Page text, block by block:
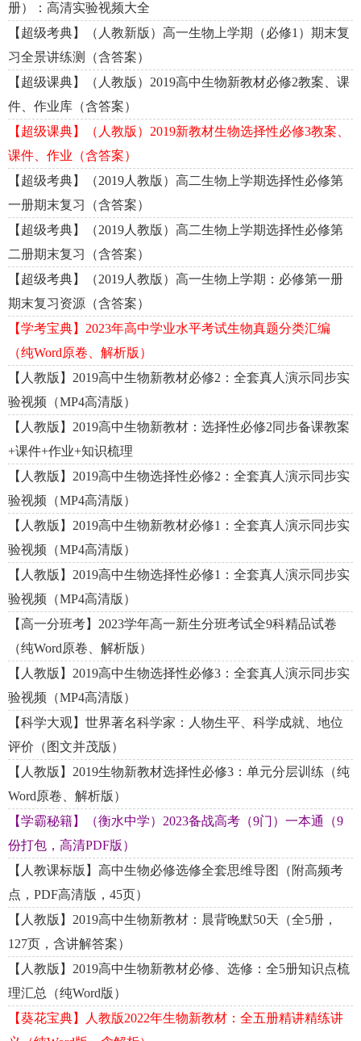
册）：高清实验视频大全
【超级考典】（人教新版）高一生物上学期（必修1）期末复
习全景讲练测（含答案）
【超级课典】（人教版）2019高中生物新教材必修2教案、课
件、作业库（含答案）
【超级课典】（人教版）2019新教材生物选择性必修3教案、
课件、作业（含答案）
【超级考典】（2019人教版）高二生物上学期选择性必修第
一册期末复习（含答案）
【超级考典】（2019人教版）高二生物上学期选择性必修第
二册期末复习（含答案）
【超级考典】（2019人教版）高一生物上学期：必修第一册
期末复习资源（含答案）
【学考宝典】2023年高中学业水平考试生物真题分类汇编
（纯Word原卷、解析版）
【人教版】2019高中生物新教材必修2：全套真人演示同步实
验视频（MP4高清版）
【人教版】2019高中生物新教材：选择性必修2同步备课教案
+课件+作业+知识梳理
【人教版】2019高中生物选择性必修2：全套真人演示同步实
验视频（MP4高清版）
【人教版】2019高中生物新教材必修1：全套真人演示同步实
验视频（MP4高清版）
【人教版】2019高中生物选择性必修1：全套真人演示同步实
验视频（MP4高清版）
【高一分班考】2023学年高一新生分班考试全9科精品试卷
（纯Word原卷、解析版）
【人教版】2019高中生物选择性必修3：全套真人演示同步实
验视频（MP4高清版）
【科学大观】世界著名科学家：人物生平、科学成就、地位
评价（图文并茂版）
【人教版】2019生物新教材选择性必修3：单元分层训练（纯
Word原卷、解析版）
【学霸秘籍】（衡水中学）2023备战高考（9门）一本通（9
份打包，高清PDF版）
【人教课标版】高中生物必修选修全套思维导图（附高频考
点，PDF高清版，45页）
【人教版】2019高中生物新教材：晨背晚默50天（全5册，
127页，含讲解答案）
【人教版】2019高中生物新教材必修、选修：全5册知识点梳
理汇总（纯Word版）
【葵花宝典】人教版2022年生物新教材：全五册精讲精练讲